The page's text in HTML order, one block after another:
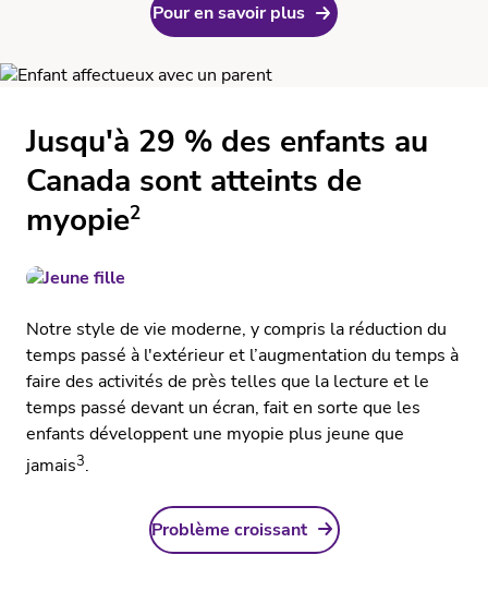
Pour en savoir plus
Jusqu'à 29 % des enfants au
Canada sont atteints de
myopie2
Notre style de vie moderne, y compris la réduction du
temps passé à l'extérieur et l’augmentation du temps à
faire des activités de près telles que la lecture et le
temps passé devant un écran, fait en sorte que les
enfants développent une myopie plus jeune que
jamais3.
Problème croissant